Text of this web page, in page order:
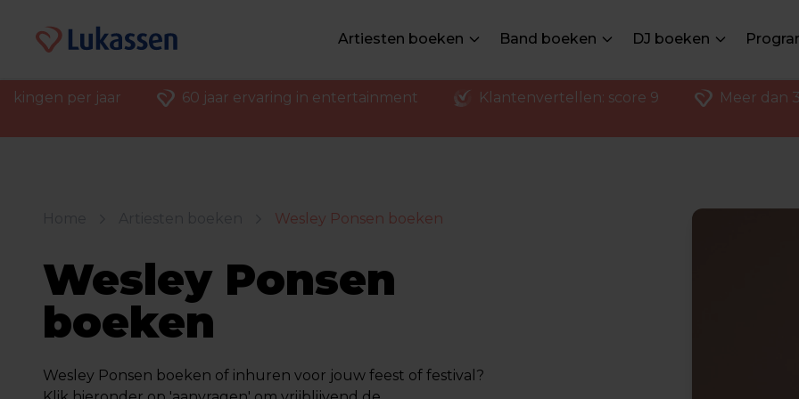
Artiesten boeken Band boeken DJ boeken
per jaar 60 jaar ervaring in entertainment Klantenvertellen: score 9 Meer dan
Wesley Ponsen boeken
Wesley Ponsen
boeken
Wesley Ponsen boeken of inhuren voor jouw feest of festival?